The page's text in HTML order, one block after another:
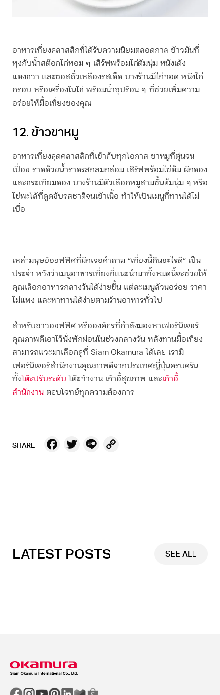
อาหารเที่ยงคลาสสิกที่ได้รับความนิยมตลอดกาล ข้าวมันที่
หุงกับน้ำสต๊อกไก่หอม ๆ เสิร์ฟพร้อมไก่ต้มนุ่ม หนังเด้ง
แตงกวา และซอสถั่วเหลืองรสเด็ด บางร้านมีไก่ทอด หนังไก่
กรอบ หรือเครื่องในไก่ พร้อมน้ำซุปร้อน ๆ ที่ช่วยเพิ่มความ
อร่อยให้มื้อเที่ยงของคุณ
12. ข้าวขาหมู
อาหารเที่ยงสุดคลาสสิกที่เข้ากับทุกโอกาส ขาหมูที่ตุ๋นจน
เปื่อย ราดด้วยน้ำราดรสกลมกล่อม เสิร์ฟพร้อมไข่ต้ม ผักดอง
และกระเทียมดอง บางร้านมีตัวเลือกหมูสามชั้นต้มนุ่ม ๆ หรือ
ไข่พะโล้ที่ดูดซับรสชาติจนเข้าเนื้อ ทำให้เป็นเมนูที่ทานได้ไม่
เบื่อ
เหล่ามนุษย์ออฟฟิศที่มักเจอคำถาม “เที่ยงนี้กินอะไรดี” เป็น
ประจำ หวังว่าเมนูอาหารเที่ยงที่แนะนำมาทั้งหมดนี้จะช่วยให้
คุณเลือกอาหารกลางวันได้ง่ายขึ้น แต่ละเมนูล้วนอร่อย ราคา
ไม่แพง และหาทานได้ง่ายตามร้านอาหารทั่วไป
สำหรับชาวออฟฟิศ หรือองค์กรที่กำลังมองหาเฟอร์นิเจอร์
คุณภาพดีเอาไว้นั่งพักผ่อนในช่วงกลางวัน หลังทานมื้อเที่ยง
สามารถแวะมาเลือกดูที่ Siam Okamura ได้เลย เรามี
เฟอร์นิเจอร์สำนักงานคุณภาพดีจากประเทศญี่ปุ่นครบครัน
ทั้ง โต๊ะปรับระดับ โต๊ะทำงาน เก้าอี้สุขภาพ และเก้าอี้
สำนักงาน ตอบโจทย์ทุกความต้องการ
SHARE Facebook
Twitter
Line
LATEST POSTS SEE ALL